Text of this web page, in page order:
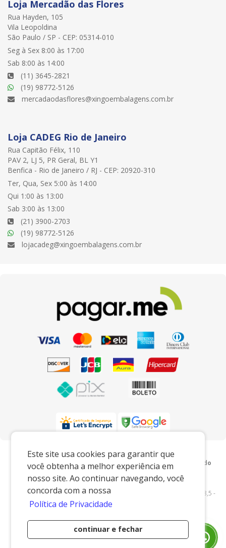
Este site usa cookies para garantir que
você obtenha a melhor experiência em
nosso site. Ao continuar navegando, você
concorda com a nossa
Política de Privacidade
continuar e fechar
Loja Mercadão das Flores
Rua Hayden, 105
Vila Leopoldina
São Paulo / SP - CEP: 05314-010
Seg à Sex 8:00 às 17:00
Sab 8:00 às 14:00
(11) 3645-2821
(19) 98772-5126
mercadaodasflores@xingoembalagens.com.br
Loja CADEG Rio de Janeiro
Rua Capitão Félix, 110
PAV 2, LJ 5, PR Geral, BL Y1
Benfica - Rio de Janeiro / RJ - CEP: 20920-310
Ter, Qua, Sex 5:00 às 14:00
Qui 1:00 às 13:00
Sab 3:00 às 13:00
(21) 3900-2703
(19) 98772-5126
lojacadeg@xingoembalagens.com.br
Preços e condições exclusivos para o
www.xingoembalagens.com.br e para o televendas, podendo
sofrer alterações sem prévia notiﬁcação.
Xingó Embalagens|62.438.429/0001-12|
www.xingoembalagens.com.br| Rodovia Prefeito Aziz Lian, Km 28,5 -
s/n - Borda da Mata - Jaguariúna/SP - 13916-875 - E-mail:
Desenvolvido por